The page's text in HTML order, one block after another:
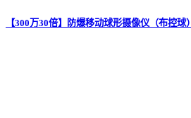
【300万30倍】防爆移动球形摄像仪（布控球）